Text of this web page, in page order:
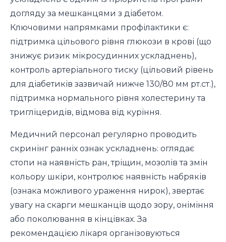
догляду за мешканцями з діабетом.
Ключовими напрямками профілактики є:
підтримка цільового рівня глюкози в крові (що
знижує ризик мікросудинних ускладнень),
контроль артеріального тиску (цільовий рівень
для діабетиків зазвичай нижче 130/80 мм рт.ст.),
підтримка нормального рівня холестерину та
тригліцеридів, відмова від куріння.
Медичний персонал регулярно проводить
скринінг ранніх ознак ускладнень: оглядає
стопи на наявність ран, тріщин, мозолів та змін
кольору шкіри, контролює наявність набряків
(ознака можливого ураження нирок), звертає
увагу на скарги мешканців щодо зору, оніміння
або поколювання в кінцівках. За
рекомендацією лікаря організовуються